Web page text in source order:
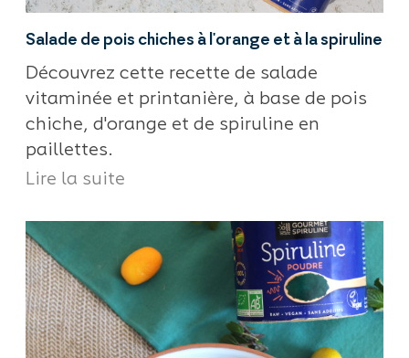
Salade de pois chiches à l'orange et à la spiruline
Découvrez cette recette de salade
vitaminée et printanière, à base de pois
chiche, d'orange et de spiruline en
paillettes.
Lire la suite